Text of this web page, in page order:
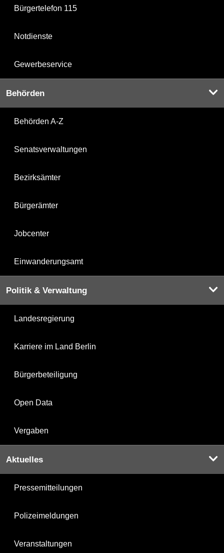
Bürgertelefon 115
Notdienste
Gewerbeservice
Behörden
Behörden A-Z
Senatsverwaltungen
Bezirksämter
Bürgerämter
Jobcenter
Einwanderungsamt
Politik & Verwaltung
Landesregierung
Karriere im Land Berlin
Bürgerbeteiligung
Open Data
Vergaben
Aktuelles
Pressemitteilungen
Polizeimeldungen
Veranstaltungen